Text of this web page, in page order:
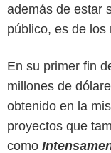
además de estar
público, es de los
En su primer fin
millones de
obtenido en la
proyectos que
como